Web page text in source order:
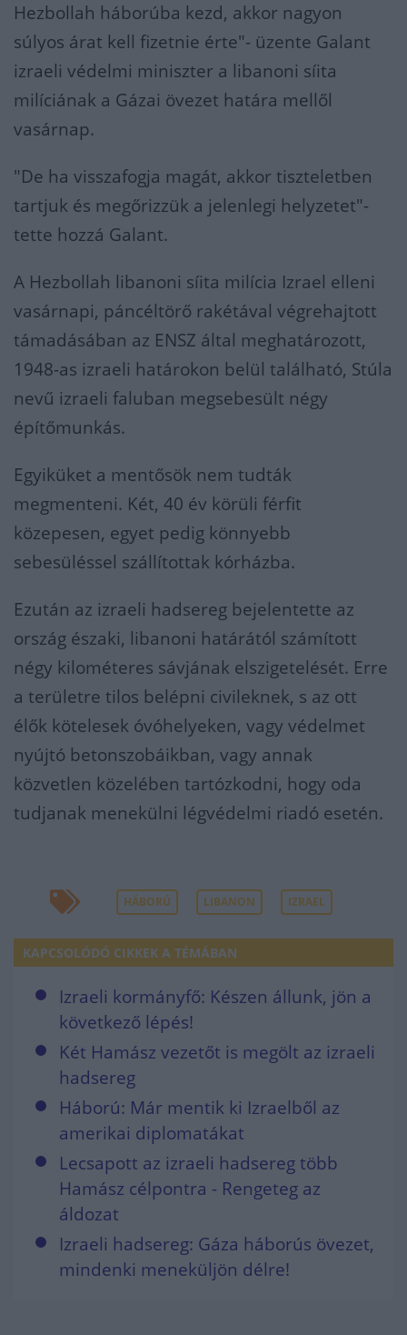
Hezbollah háborúba kezd, akkor nagyon
súlyos árat kell fizetnie érte"- üzente Galant
izraeli védelmi miniszter a libanoni síita
milíciának a Gázai övezet határa mellől
vasárnap.
"De ha visszafogja magát, akkor tiszteletben
tartjuk és megőrizzük a jelenlegi helyzetet"-
tette hozzá Galant.
A Hezbollah libanoni síita milícia Izrael elleni
vasárnapi, páncéltörő rakétával végrehajtott
támadásában az ENSZ által meghatározott,
1948-as izraeli határokon belül található, Stúla
nevű izraeli faluban megsebesült négy
építőmunkás.
Egyiküket a mentősök nem tudták
megmenteni. Két, 40 év körüli férfit
közepesen, egyet pedig könnyebb
sebesüléssel szállítottak kórházba.
Ezután az izraeli hadsereg bejelentette az
ország északi, libanoni határától számított
négy kilométeres sávjának elszigetelését. Erre
a területre tilos belépni civileknek, s az ott
élők kötelesek óvóhelyeken, vagy védelmet
nyújtó betonszobáikban, vagy annak
közvetlen közelében tartózkodni, hogy oda
tudjanak menekülni légvédelmi riadó esetén.
HÁBORÚ LIBANON IZRAEL
KAPCSOLÓDÓ CIKKEK A TÉMÁBAN
Izraeli kormányfő: Készen állunk, jön a
következő lépés!
Két Hamász vezetőt is megölt az izraeli
hadsereg
Háború: Már mentik ki Izraelből az
amerikai diplomatákat
Lecsapott az izraeli hadsereg több
Hamász célpontra - Rengeteg az
áldozat
Izraeli hadsereg: Gáza háborús övezet,
mindenki meneküljön délre!